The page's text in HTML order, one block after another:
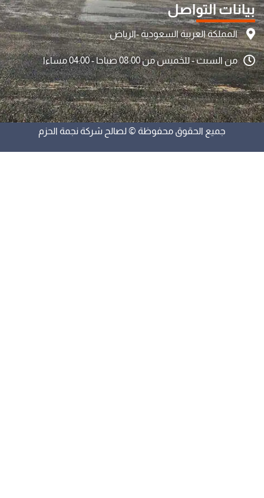
بيانات التواصل
المملكة العربية السعودية -الرياض
من السبت - للخميس من 08:00 صباحا - 04:00 مساءا
جميع الحقوق محفوظة © لصالح شركة نجمة الحزم